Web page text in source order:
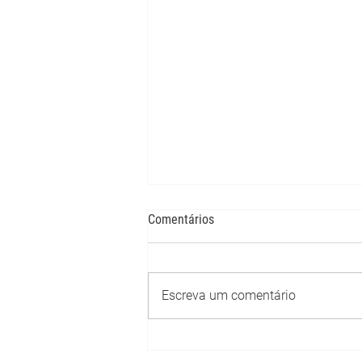
Comentários
Escreva um comentário